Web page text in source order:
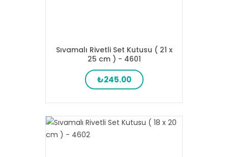
Sıvamalı Rivetli Set Kutusu ( 21 x
25 cm ) - 4601
₺245.00